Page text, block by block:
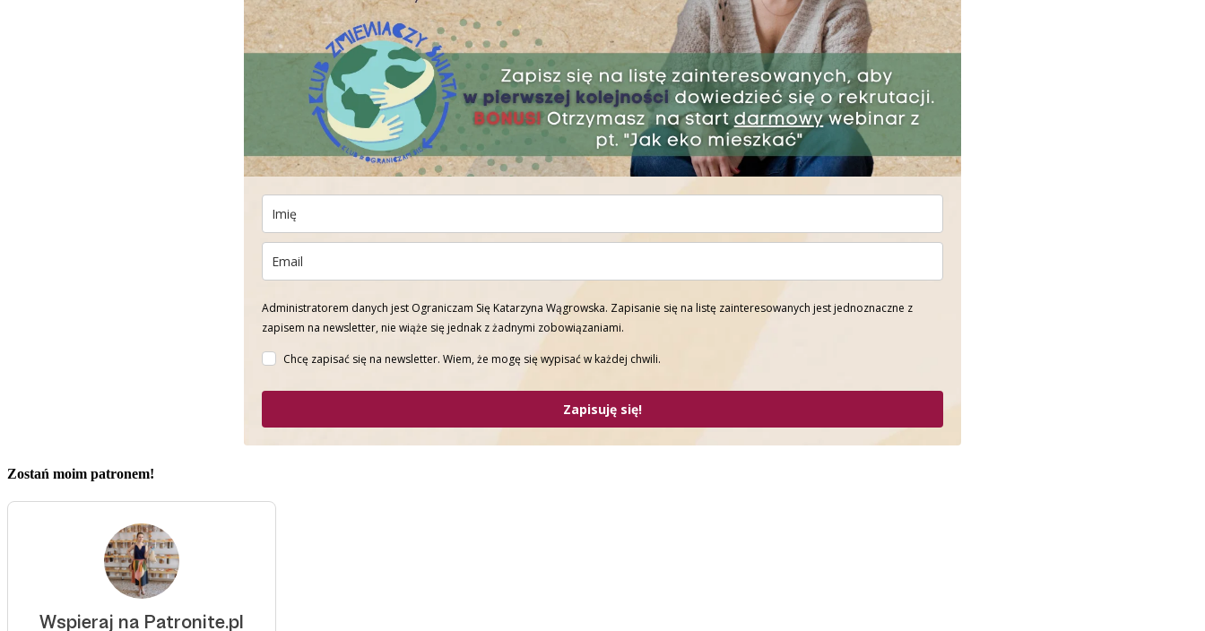
Administratorem danych jest Ograniczam Się Katarzyna Wągrowska. Zapisanie się na listę zainteresowanych jest jednoznaczne z
zapisem na newsletter, nie wiąże się jednak z żadnymi zobowiązaniami.
Chcę zapisać się na newsletter. Wiem, że mogę się wypisać w każdej chwili.
Zapisuję się!
Zostań moim patronem!